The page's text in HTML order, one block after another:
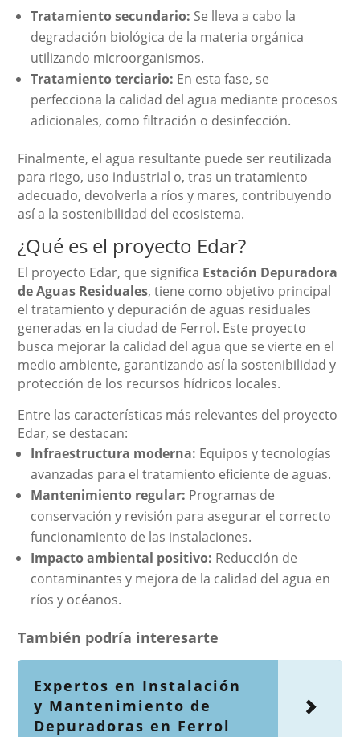
Tratamiento secundario: Se lleva a cabo la
degradación biológica de la materia orgánica
utilizando microorganismos.
Tratamiento terciario: En esta fase, se
perfecciona la calidad del agua mediante procesos
adicionales, como filtración o desinfección.
Finalmente, el agua resultante puede ser reutilizada
para riego, uso industrial o, tras un tratamiento
adecuado, devolverla a ríos y mares, contribuyendo
así a la sostenibilidad del ecosistema.
¿Qué es el proyecto Edar?
El proyecto Edar, que significa Estación Depuradora
de Aguas Residuales, tiene como objetivo principal
el tratamiento y depuración de aguas residuales
generadas en la ciudad de Ferrol. Este proyecto
busca mejorar la calidad del agua que se vierte en el
medio ambiente, garantizando así la sostenibilidad y
protección de los recursos hídricos locales.
Entre las características más relevantes del proyecto
Edar, se destacan:
Infraestructura moderna: Equipos y tecnologías
avanzadas para el tratamiento eficiente de aguas.
Mantenimiento regular: Programas de
conservación y revisión para asegurar el correcto
funcionamiento de las instalaciones.
Impacto ambiental positivo: Reducción de
contaminantes y mejora de la calidad del agua en
ríos y océanos.
También podría interesarte
Expertos en Instalación
y Mantenimiento de
Depuradoras en Ferrol